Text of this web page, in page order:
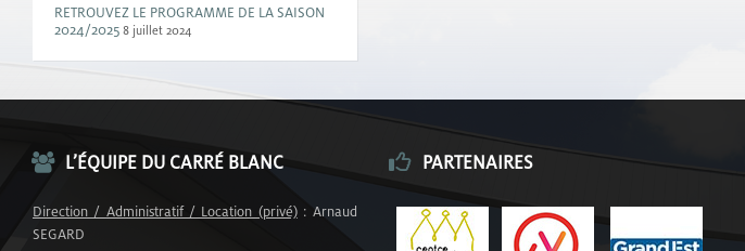
RETROUVEZ LE PROGRAMME DE LA SAISON
2024/2025 8 juillet 2024
L’ÉQUIPE DU CARRÉ BLANC
Direction / Administratif / Location (privé): Arnaud
SEGARD
PARTENAIRES